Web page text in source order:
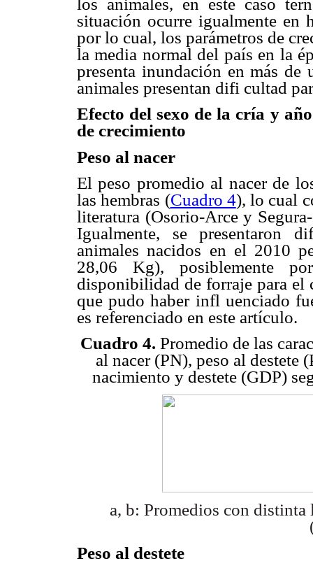
los animales, en este caso
situación ocurre igualmente en
por lo cual, los parámetros de
la media normal del país en la
presenta inundación en más
animales presentan difi cultad
Efecto del sexo de la cría y
de crecimiento
Peso al nacer
El peso promedio al nacer de
las hembras (Cuadro 4), lo cual
literatura (Osorio-Arce y
Igualmente, se presentaron
animales nacidos en el 2010
28,06 Kg), posiblemente
disponibilidad de forraje para el
que pudo haber infl uenciado
es referenciado en este artículo.
Cuadro 4. Promedio de las
al nacer (PN), peso al destete
nacimiento y destete (GDP)
a, b: Promedios con
Peso al destete